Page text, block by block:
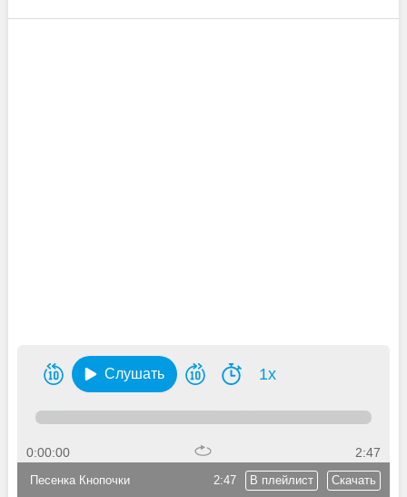
Слушать 1x
0:00:00 2:47
2:47 В плейлист Скачать
Песенка Кнопочки